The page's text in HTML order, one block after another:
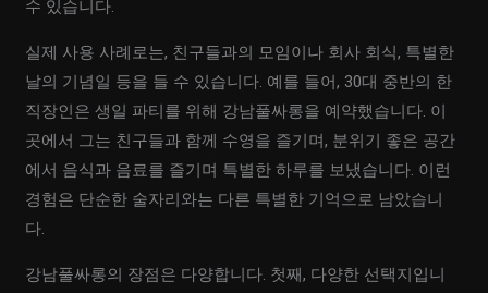
수 있습니다.
실제 사용 사례로는, 친구들과의 모임이나 회사 회식, 특별한
날의 기념일 등을 들 수 있습니다. 예를 들어, 30대 중반의 한
직장인은 생일 파티를 위해 강남풀싸롱을 예약했습니다. 이
곳에서 그는 친구들과 함께 수영을 즐기며, 분위기 좋은 공간
에서 음식과 음료를 즐기며 특별한 하루를 보냈습니다. 이런
경험은 단순한 술자리와는 다른 특별한 기억으로 남았습니
다.
강남풀싸롱의 장점은 다양합니다. 첫째, 다양한 선택지입니